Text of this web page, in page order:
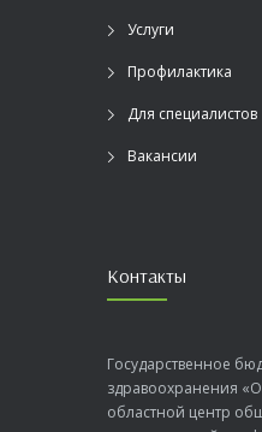
Услуги
Профилактика
Для специалистов
Вакансии
Контакты
Государственное
здравоохранения
областной центр